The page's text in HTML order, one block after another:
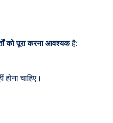
को पूरा करना आवश्यकहै:
चाहिए।